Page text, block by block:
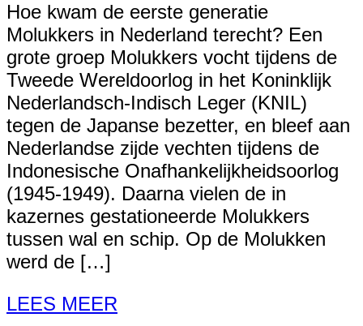
Hoe kwam de eerste generatie
Molukkers in Nederland terecht? Een
grote groep Molukkers vocht tijdens de
Tweede Wereldoorlog in het Koninklijk
Nederlandsch-Indisch Leger (KNIL)
tegen de Japanse bezetter, en bleef aan
Nederlandse zijde vechten tijdens de
Indonesische Onafhankelijkheidsoorlog
(1945-1949). Daarna vielen de in
kazernes gestationeerde Molukkers
tussen wal en schip. Op de Molukken
werd de […]
LEES MEER